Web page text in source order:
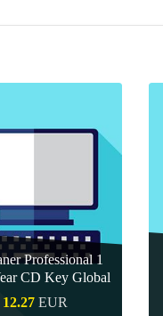
Professional 1
CD Key Global
12.27 EUR